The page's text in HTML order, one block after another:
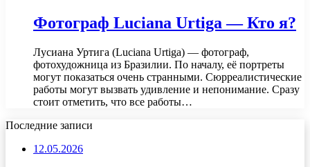
Фотограф Luciana Urtiga — Кто я?
Лусиана Уртига (Luciana Urtiga) — фотограф,
фотохудожница из Бразилии. По началу, её портреты
могут показаться очень странными. Сюрреалистические
работы могут вызвать удивление и непонимание. Сразу
стоит отметить, что все работы…
Последние записи
12.05.2026